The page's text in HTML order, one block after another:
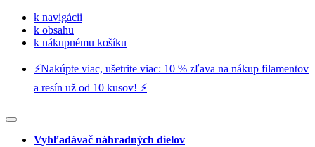
k navigácii
k obsahu
k nákupnému košíku
⚡️Nakúpte viac, ušetrite viac: 10 % zľava na nákup filamentov
a resín už od 10 kusov! ⚡️
Vyhľadávač náhradných dielov